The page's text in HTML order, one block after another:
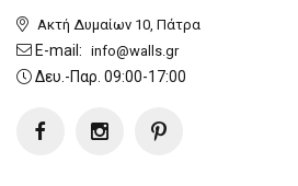
Ακτή Δυμαίων 10, Πάτρα
E-mail: info@walls.gr
Δευ.-Παρ. 09:00-17:00